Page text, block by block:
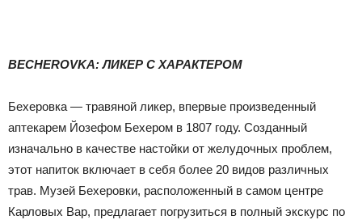
BECHEROVKA: ЛИКЕР С ХАРАКТЕРОМ
Бехеровка — травяной ликер, впервые произведенный
аптекарем Йозефом Бехером в 1807 году. Созданный
изначально в качестве настойки от желудочных проблем,
этот напиток включает в себя более 20 видов различных
трав. Музей Бехеровки, расположенный в самом центре
Карловых Вар, предлагает погрузиться в полный экскурс по